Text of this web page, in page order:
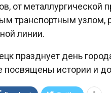
от металлургической
транспортным
линии.
празднует день
посвящены истории и